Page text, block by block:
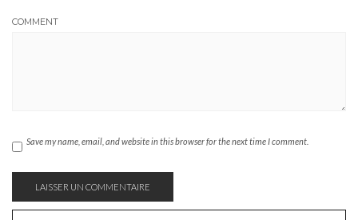
COMMENT
Save my name, email, and website in this browser for the next time I comment.